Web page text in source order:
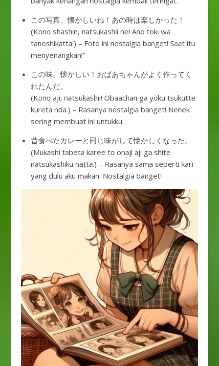
この写真、懐かしいね！あの時は楽しかった！
(Kono shashin, natsukashii ne! Ano toki wa
tanoshikatta!) – Foto ini nostalgia banget! Saat itu
menyenangkan!”
この味、懐かしい！おばあちゃんがよく作ってく
れたんだ。
(Kono aji, natsukashii! Obaachan ga yoku tsukutte
kureta nda.) – Rasanya nostalgia banget! Nenek
sering membuat ini untukku.
昔食べたカレーと同じ味がして懐かしくなった。
(Mukashi tabeta karee to onaji aji ga shite
natsukashiku natta.) – Rasanya sama seperti kari
yang dulu aku makan. Nostalgia banget!